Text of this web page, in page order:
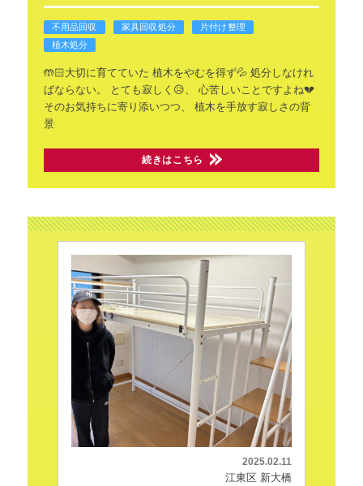
不用品回収 家具回収処分
片付け整理
植木処分
🤲🏻大切に育てていた 植木をやむを得ず💦処分しなけれ
ばならない。
とても寂しく😥、
心苦しいことですよね💔
そのお気持ちに寄り添いつつ、
植木を手放す寂しさの背
景
続きはこちら
2025.02.11
江東区 新大橋